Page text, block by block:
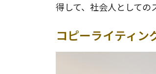
得して、社会人としての
コピーライティン